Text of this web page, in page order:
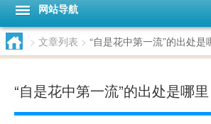
网站导航
> 文章列表 > “自是花中第一流”的出处是
“自是花中第一流”的出处是哪里